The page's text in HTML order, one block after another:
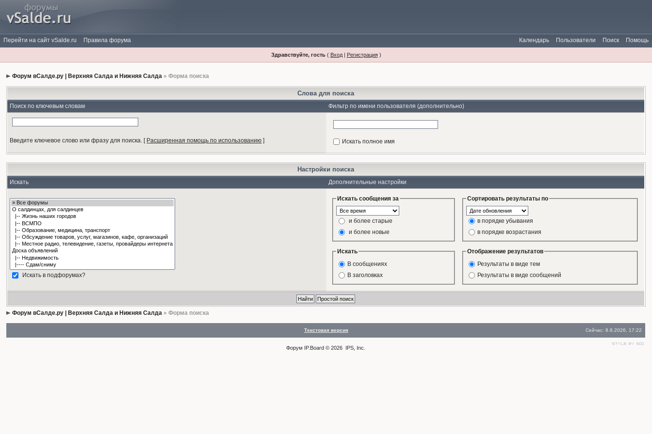
Перейти на сайт vSalde.ru Правила форума Помощь
Поиск
Пользователи
Календарь
Здравствуйте, гость( Вход| Регистрация)
Форум вСалде.ру | Верхняя Салда и Нижняя Салда » Форма поиска
Слова для поиска
Поиск по ключевым словам Фильтр по имени пользователя (дополнительно)
Введите ключевое слово или фразу для поиска. [ Расширенная помощь по использованию ] Искать полное имя
Настройки поиска
Искать Дополнительные настройки
Искать в подфорумах?
Искать сообщения за
и более старые
и более новые
Сортировать результаты по
в порядке убывания
в порядке возрастания
Искать
В сообщениях
В заголовках
Отображение результатов
Результаты в виде тем
Результаты в виде сообщений
Форум вСалде.ру | Верхняя Салда и Нижняя Салда » Форма поиска
Текстовая версия Сейчас: 8.8.2026, 17:22
Форум IP.Board © 2026 IPS, Inc